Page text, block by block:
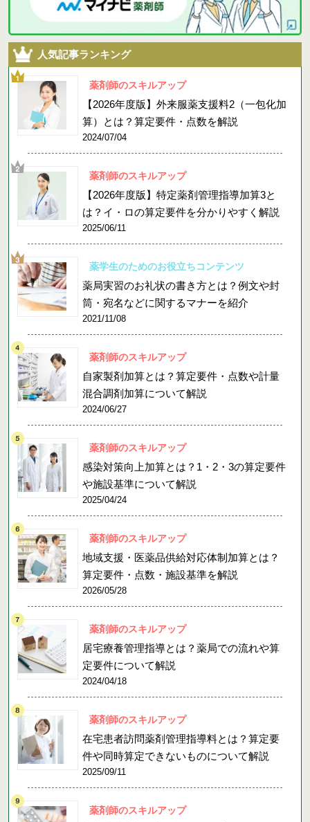
人気記事ランキング
薬剤師のスキルアップ
【2026年度版】外来服薬支援料2（一包化加
算）とは？算定要件・点数を解説
2024/07/04
薬剤師のスキルアップ
【2026年度版】特定薬剤管理指導加算3と
は？イ・ロの算定要件を分かりやすく解説
2025/06/11
薬学生のためのお役立ちコンテンツ
薬局実習のお礼状の書き方とは？例文や封
筒・宛名などに関するマナーを紹介
2021/11/08
薬剤師のスキルアップ
自家製剤加算とは？算定要件・点数や計量
混合調剤加算について解説
2024/06/27
薬剤師のスキルアップ
感染対策向上加算とは？1・2・3の算定要件
や施設基準について解説
2025/04/24
薬剤師のスキルアップ
地域支援・医薬品供給対応体制加算とは？
算定要件・点数・施設基準を解説
2026/05/28
薬剤師のスキルアップ
居宅療養管理指導とは？薬局での流れや算
定要件について解説
2024/04/18
薬剤師のスキルアップ
在宅患者訪問薬剤管理指導料とは？算定要
件や同時算定できないものについて解説
2025/09/11
薬剤師のスキルアップ